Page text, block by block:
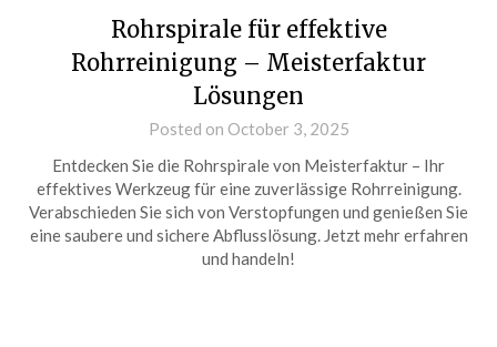
Rohrspirale für effektive
Rohrreinigung – Meisterfaktur
Lösungen
Posted on October 3, 2025
Entdecken Sie die Rohrspirale von Meisterfaktur – Ihr
effektives Werkzeug für eine zuverlässige Rohrreinigung.
Verabschieden Sie sich von Verstopfungen und genießen Sie
eine saubere und sichere Abflusslösung. Jetzt mehr erfahren
und handeln!